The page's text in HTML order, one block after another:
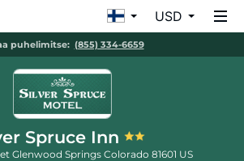
USD
puhelimitse: (855) 334-6659
Spruce Inn
Glenwood Springs Colorado 81601 US